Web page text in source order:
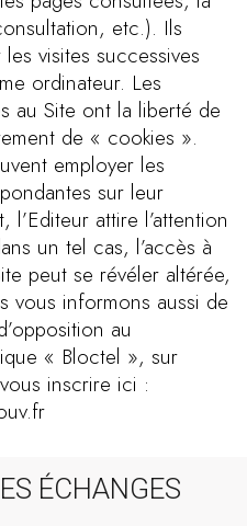
etc.). Ils
visites successives
ordinateur. Les
au Site ont la liberté de
de « cookies ».
employer les
sur leur
l’Editeur attire l’attention
un tel cas, l’accès à
peut se révéler altérée,
vous informons aussi de
au
« Bloctel », sur
inscrire ici :
ÉCHANGES